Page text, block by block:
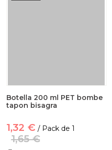
Botella 200 ml PET bombe
tapon bisagra
1,32 € / Pack de 1
1,65 €